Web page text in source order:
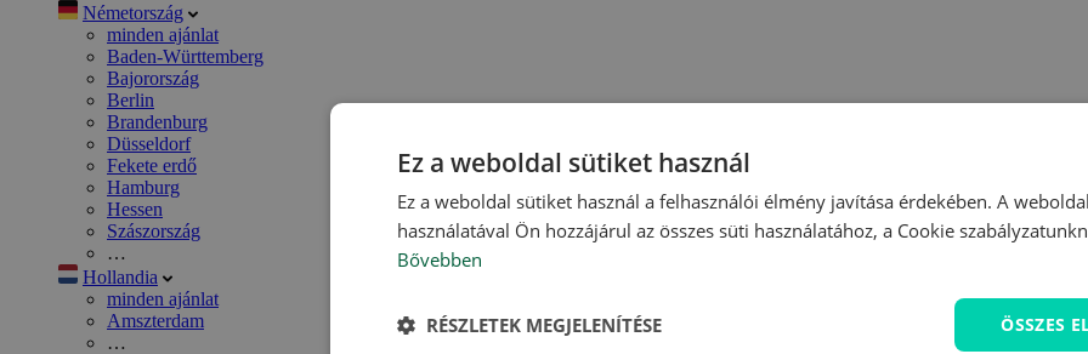
Németország
minden ajánlat
Baden-Württemberg
Bajorország
Berlin
Brandenburg
Düsseldorf
Fekete erdő
Hamburg
Hessen
Szászország
…
Hollandia
minden ajánlat
Amszterdam
…
Ez a weboldal sütiket használ
Ez a weboldal sütiket használ a felhasználói élmény javítása érdekében. A
használatával Ön hozzájárul az összes süti használatához, a Cookie
Bővebben
ÖSSZES
RÉSZLETEK MEGJELENÍTÉSE